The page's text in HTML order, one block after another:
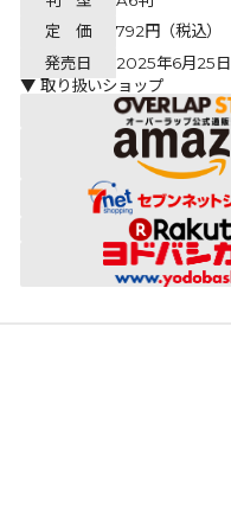
定 価
792円（税込）
発売日
2025年6月25日
▼ 取り扱いショップ